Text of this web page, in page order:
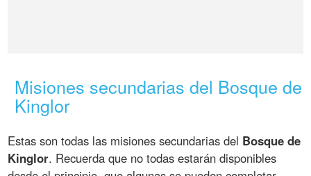
Misiones secundarias del Bosque de
Kinglor
Estas son todas las misiones secundarias del Bosque de
Kinglor. Recuerda que no todas estarán disponibles